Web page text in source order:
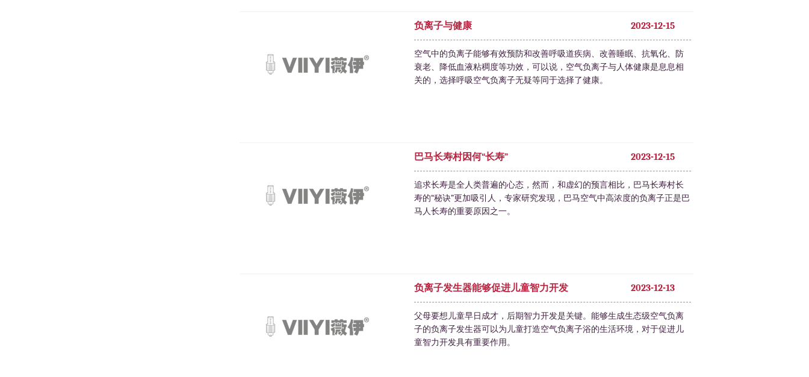
负离子与健康 2023-12-15
空气中的负离子能够有效预防和改善呼吸道疾病、改善睡眠、抗氧化、防
衰老、降低血液粘稠度等功效，可以说，空气负离子与人体健康是息息相
关的，选择呼吸空气负离子无疑等同于选择了健康。
巴马长寿村因何“长寿” 2023-12-15
追求长寿是全人类普遍的心态，然而，和虚幻的预言相比，巴马长寿村长
寿的“秘诀”更加吸引人，专家研究发现，巴马空气中高浓度的负离子正是巴
马人长寿的重要原因之一。
负离子发生器能够促进儿童智力开发 2023-12-13
父母要想儿童早日成才，后期智力开发是关键。能够生成生态级空气负离
子的负离子发生器可以为儿童打造空气负离子浴的生活环境，对于促进儿
童智力开发具有重要作用。